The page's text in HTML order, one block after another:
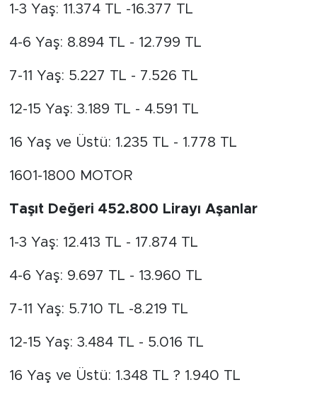
1-3 Yaş: 11.374 TL -16.377 TL
4-6 Yaş: 8.894 TL - 12.799 TL
7-11 Yaş: 5.227 TL - 7.526 TL
12-15 Yaş: 3.189 TL - 4.591 TL
16 Yaş ve Üstü: 1.235 TL - 1.778 TL
1601-1800 MOTOR
Taşıt Değeri 452.800 Lirayı Aşanlar
1-3 Yaş: 12.413 TL - 17.874 TL
4-6 Yaş: 9.697 TL - 13.960 TL
7-11 Yaş: 5.710 TL -8.219 TL
12-15 Yaş: 3.484 TL - 5.016 TL
16 Yaş ve Üstü: 1.348 TL ? 1.940 TL